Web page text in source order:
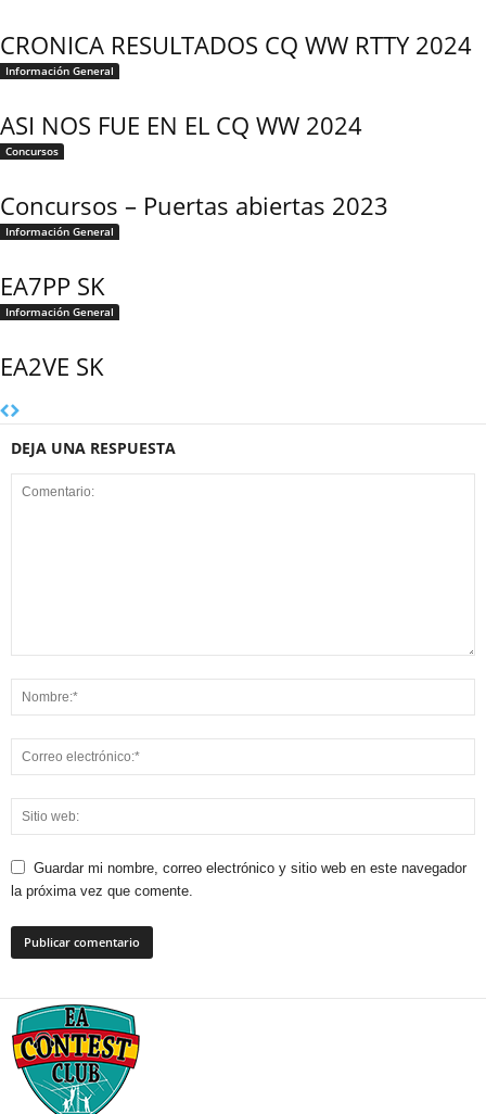
CRONICA RESULTADOS CQ WW RTTY 2024
Información General
ASI NOS FUE EN EL CQ WW 2024
Concursos
Concursos – Puertas abiertas 2023
Información General
EA7PP SK
Información General
EA2VE SK
DEJA UNA RESPUESTA
Guardar mi nombre, correo electrónico y sitio web en este navegador
la próxima vez que comente.